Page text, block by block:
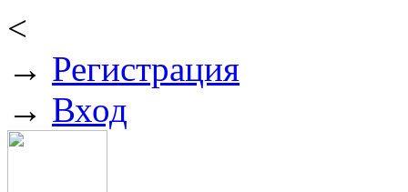
<
→ Регистрация
→ Вход